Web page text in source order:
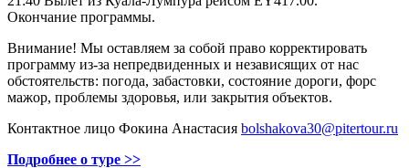
Окончание программы.
Внимание! Мы оставляем за собой право корректировать
программу из-за непредвиденных и независящих от нас
обстоятельств: погода, забастовки, состояние дороги, форс
мажор, проблемы здоровья, или закрытия объектов.
Контактное лицо Фокина Анастасия bolshakova30@pitertour.ru
Подробнее о туре >>